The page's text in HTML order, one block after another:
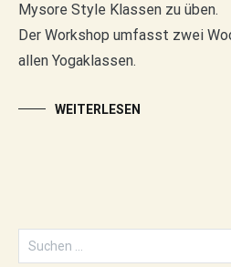
Mysore Style Klassen zu üben.
Der Workshop umfasst zwei
allen Yogaklassen.
WEITERLESEN
Suchen
nach: